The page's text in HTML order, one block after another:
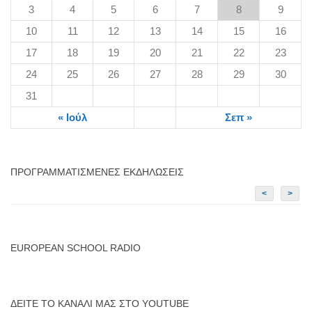
3
4 5 6 7 8
9
10
11 12 13 14 15
16
17
18 19 20 21 22
23
24
25 26 27 28 29
30
31
« Ιούλ
Σεπ »
ΠΡΟΓΡΑΜΜΑΤΙΣΜΈΝΕΣ ΕΚΔΗΛΏΣΕΙΣ
< >
EUROPEAN SCHOOL RADIO
ΔΕΊΤΕ ΤΟ ΚΑΝΆΛΙ ΜΑΣ ΣΤΟ YOUTUBE